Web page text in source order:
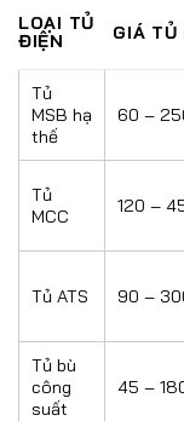
LOẠI TỦ
ĐIỆN
GIÁ TỦ
Tủ
MSB hạ
thế
60 –
Tủ
MCC
120 –
Tủ ATS 90 –
Tủ bù
công
suất
45 –